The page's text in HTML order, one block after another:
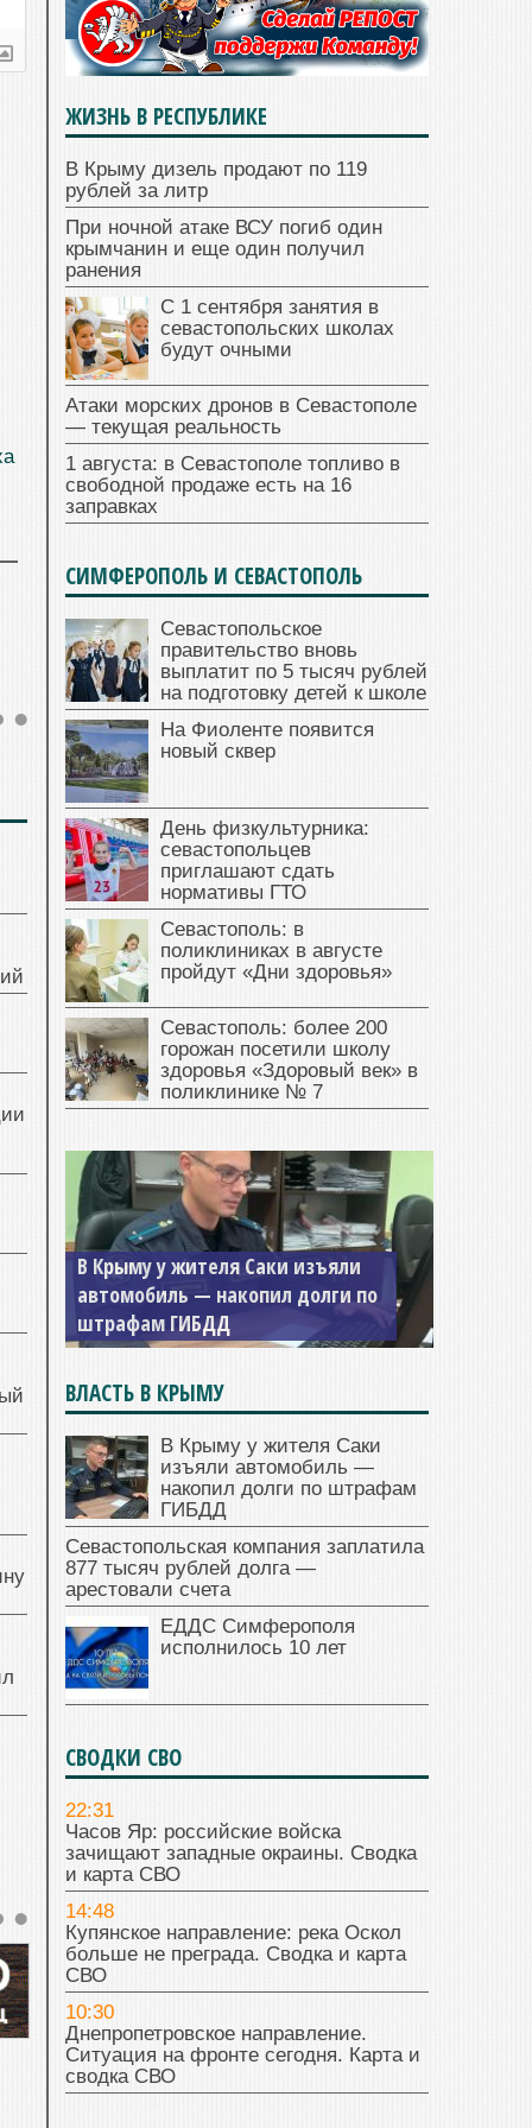
ЖИЗНЬ В РЕСПУБЛИКЕ
В Крыму дизель продают по 119
рублей за литр
При ночной атаке ВСУ погиб один
крымчанин и еще один получил
ранения
С 1 сентября занятия в
севастопольских школах
будут очными
Атаки морских дронов в Севастополе
— текущая реальность
1 августа: в Севастополе топливо в
свободной продаже есть на 16
заправках
СИМФЕРОПОЛЬ И СЕВАСТОПОЛЬ
Севастопольское
правительство вновь
выплатит по 5 тысяч рублей
на подготовку детей к школе
На Фиоленте появится
новый сквер
День физкультурника:
севастопольцев
приглашают сдать
нормативы ГТО
Севастополь: в
поликлиниках в августе
пройдут «Дни здоровья»
Севастополь: более 200
горожан посетили школу
здоровья «Здоровый век» в
поликлинике № 7
В Крыму у жителя Саки изъяли
автомобиль — накопил долги по
штрафам ГИБДД
ВЛАСТЬ В КРЫМУ
В Крыму у жителя Саки
изъяли автомобиль —
накопил долги по штрафам
ГИБДД
Севастопольская компания заплатила
877 тысяч рублей долга —
арестовали счета
ЕДДС Симферополя
исполнилось 10 лет
СВОДКИ СВО
22:31
Часов Яр: российские войска
зачищают западные окраины. Сводка
и карта СВО
14:48
Купянское направление: река Оскол
больше не преграда. Сводка и карта
СВО
10:30
Днепропетровское направление.
Ситуация на фронте сегодня. Карта и
сводка СВО